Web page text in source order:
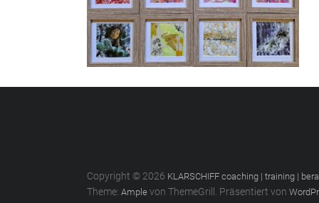
Copyright © 2026 KLARSCHIFF coaching | training |
Theme: Ample von ThemeGrill. Präsentiert von